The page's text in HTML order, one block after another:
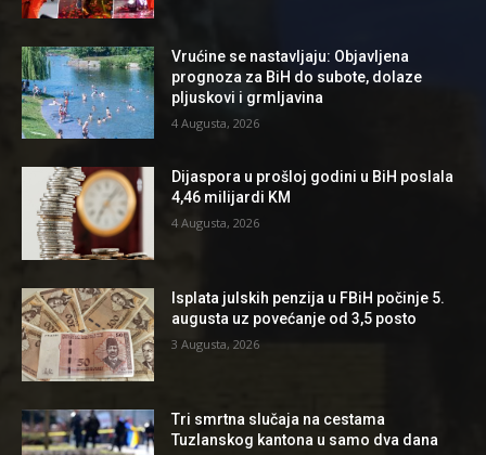
Vrućine se nastavljaju: Objavljena
prognoza za BiH do subote, dolaze
pljuskovi i grmljavina
4 Augusta, 2026
Dijaspora u prošloj godini u BiH poslala
4,46 milijardi KM
4 Augusta, 2026
Isplata julskih penzija u FBiH počinje 5.
augusta uz povećanje od 3,5 posto
3 Augusta, 2026
Tri smrtna slučaja na cestama
Tuzlanskog kantona u samo dva dana